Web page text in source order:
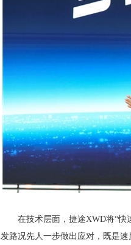
在技术层面，捷途XWD将“快
发路况先人一步做出应对，既是